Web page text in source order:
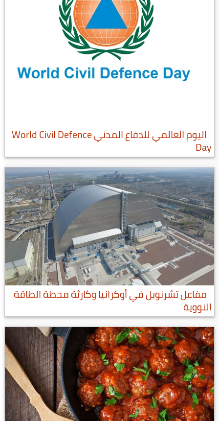
اليوم العالمي للدفاع المدني World Civil Defence
Day
مفاعل تشرنوبل في أوكرانيا وكارثة محطة الطاقة
النووية